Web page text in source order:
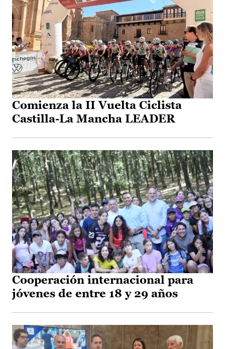
Comienza la II Vuelta Ciclista
Castilla-La Mancha LEADER
Cooperación internacional para
jóvenes de entre 18 y 29 años